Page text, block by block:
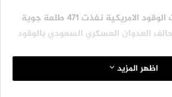
واوضح التقرير إن ناقلات الوقود الامريكية نفذت 471 طلعة جویة
العدوان العسكري السعودي بالوقود
للرحلات الجوية الأمريكية لمساعدة
اظهر المزيد